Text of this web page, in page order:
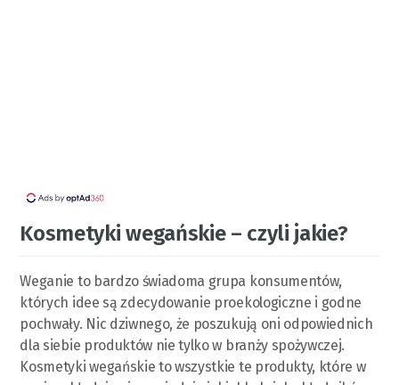
Kosmetyki wegańskie – czyli jakie?
Weganie to bardzo świadoma grupa konsumentów,
których idee są zdecydowanie proekologiczne i godne
pochwały. Nic dziwnego, że poszukują oni odpowiednich
dla siebie produktów nie tylko w branży spożywczej.
Kosmetyki wegańskie to wszystkie te produkty, które w